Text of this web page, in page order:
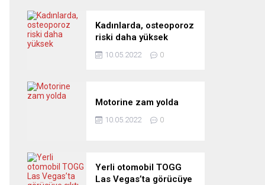
Kadınlarda, osteoporoz
riski daha yüksek
10.05.2022 0
Motorine zam yolda
10.05.2022 0
Yerli otomobil TOGG
Las Vegas’ta görücüye